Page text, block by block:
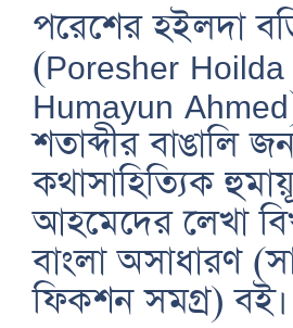
পরেশের হইলদা
(Poresher
Humayun
শতাব্দীর বাঙালি
কথাসাহিত্যিক
আহমেদের লেখা
বাংলা অসাধারণ
ফিকশন সমগ্র) বই।